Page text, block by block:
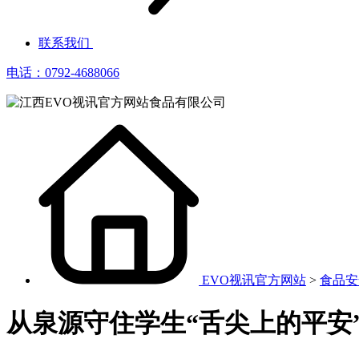
联系我们
电话：0792-4688066
EVO视讯官方网站 > 食品
从泉源守住学生“舌尖上的平安